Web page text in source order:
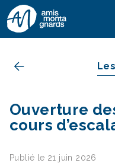
Aller au contenu
Ouverture
cours
Publié le 21 juin 2026